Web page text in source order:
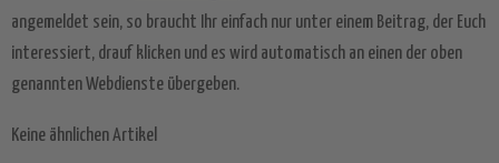
angemeldet sein, so braucht Ihr einfach nur unter einem Beitrag, der Euch
interessiert, drauf klicken und es wird automatisch an einen der oben
genannten Webdienste übergeben.
Keine ähnlichen Artikel